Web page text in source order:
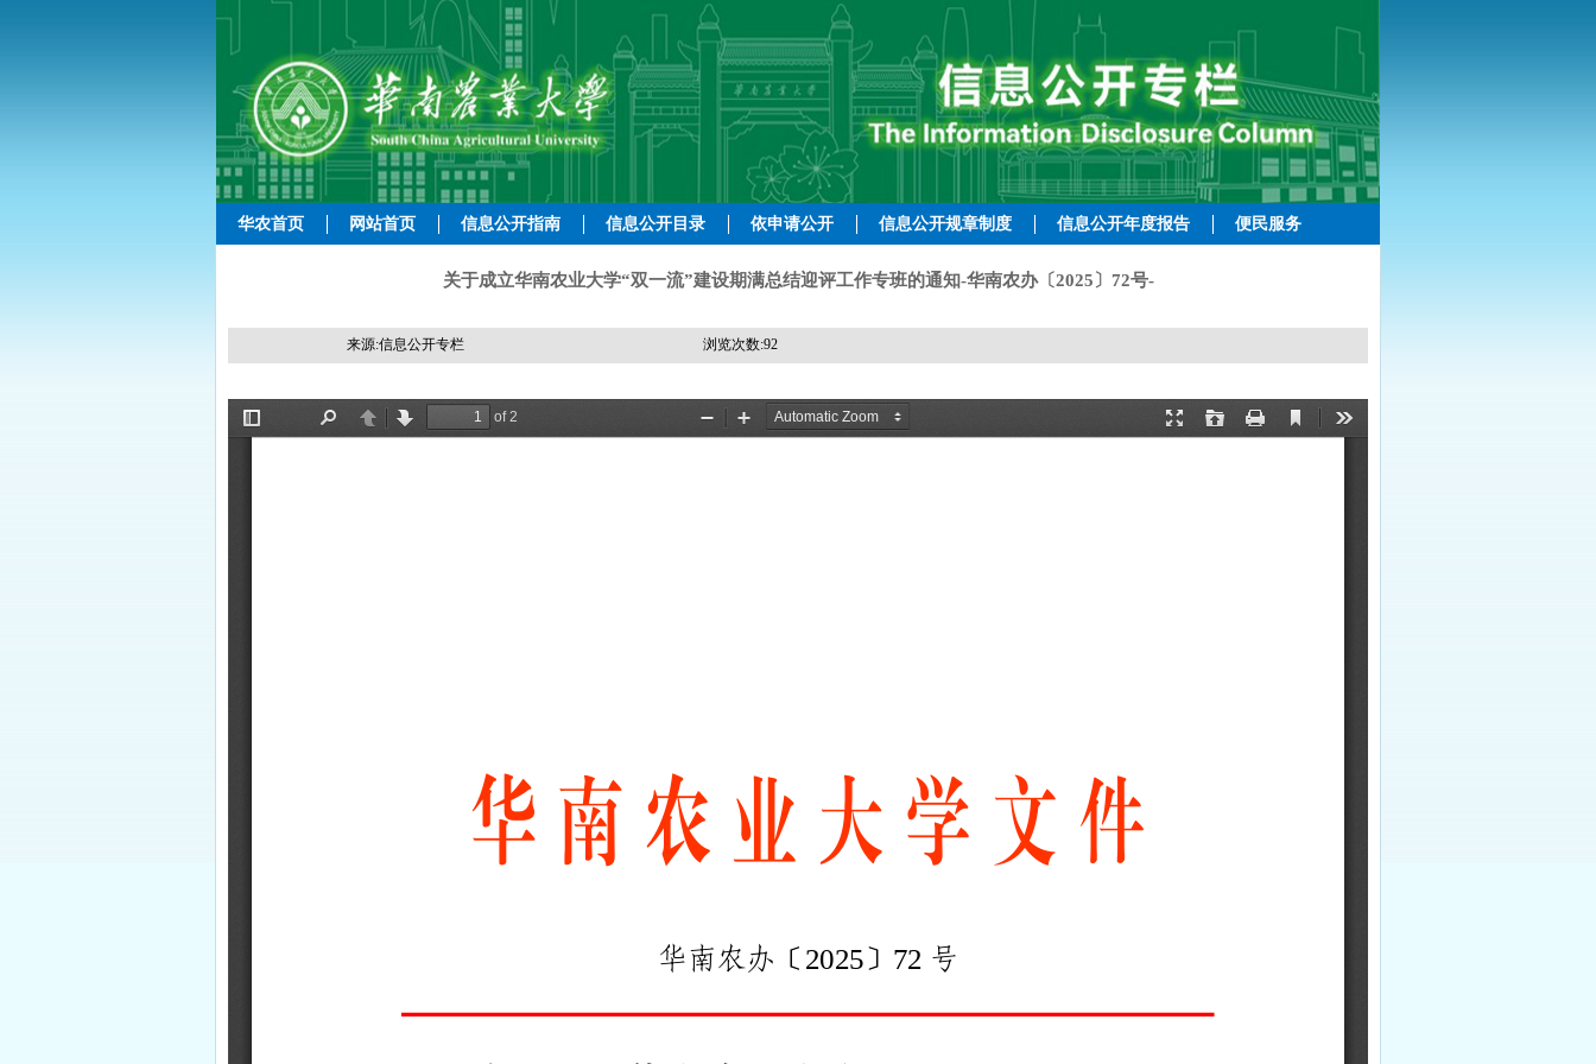
华农首页 网站首页 信息公开指南 信息公开目录 依申请公开 信息公开规章制度 信息公开年度报告 便民服务
关于成立华南农业大学“双一流”建设期满总结迎评工作专班的通知-华南农办〔2025〕72号-
来源:信息公开专栏 浏览次数:92